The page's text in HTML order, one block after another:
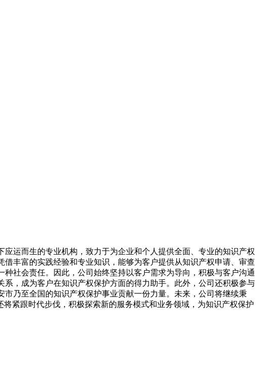
运而生的专业机构，致力于为企业和个人提供全面、专业的知识产权
丰富的实践经验和专业知识，能够为客户提供从知识产权申请、审查
社会责任。因此，公司始终坚持以客户需求为导向，积极与客户沟通
，成为客户在知识产权保护方面的得力助手。此外，公司还积极参与
乃至全国的知识产权保护事业贡献一份力量。未来，公司将继续秉
紧跟时代步伐，积极探索新的服务模式和业务领域，为知识产权保护